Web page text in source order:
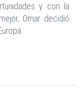
y con la
Omar decidió